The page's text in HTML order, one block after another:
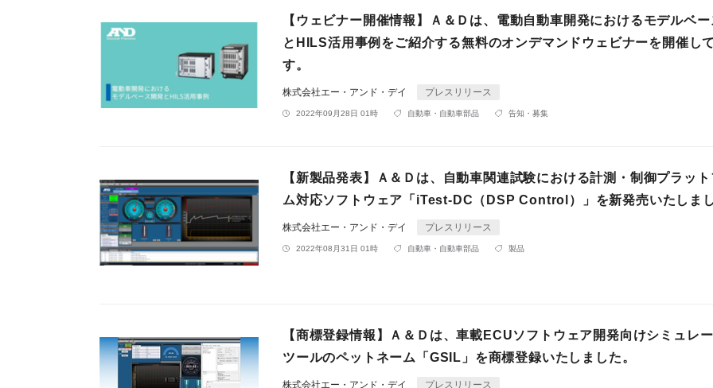
【ウェビナー開催情報】Ａ＆Ｄは、電動自動車開発におけるモデルベ
とHILS活用事例をご紹介する無料のオンデマンドウェビナーを開催し
す。
株式会社エー・アンド・デイ プレスリリース
2022年09月28日 01時 自動車・自動車部品 告知・募集
【新製品発表】Ａ＆Ｄは、自動車関連試験における計測・制御プラッ
ム対応ソフトウェア「iTest-DC（DSP Control）」を新発売いたしまし
株式会社エー・アンド・デイ プレスリリース
2022年08月31日 01時 自動車・自動車部品 製品
【商標登録情報】Ａ＆Ｄは、車載ECUソフトウェア開発向けシミュレ
ツールのペットネーム「GSIL」を商標登録いたしました。
株式会社エー・アンド・デイ プレスリリース